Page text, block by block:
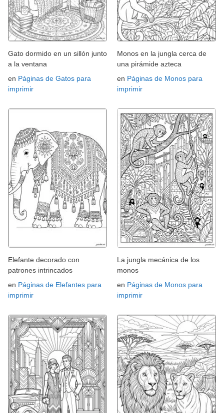
Gato dormido en un sillón junto
a la ventana
en Páginas de Gatos para
imprimir
Monos en la jungla cerca de
una pirámide azteca
en Páginas de Monos para
imprimir
Elefante decorado con
patrones intrincados
en Páginas de Elefantes para
imprimir
La jungla mecánica de los
monos
en Páginas de Monos para
imprimir